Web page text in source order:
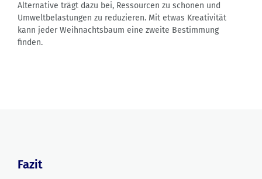
Alternative trägt dazu bei, Ressourcen zu schonen und
Umweltbelastungen zu reduzieren. Mit etwas Kreativität
kann jeder Weihnachtsbaum eine zweite Bestimmung
finden.
Fazit